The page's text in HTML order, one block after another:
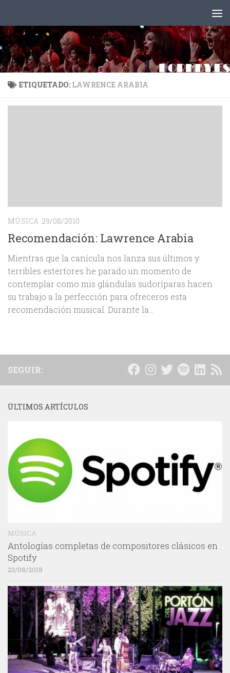
ETIQUETADO: LAWRENCE ARABIA
MÚSICA 29/08/2010
Recomendación: Lawrence Arabia
Mientras que la canícula nos lanza sus últimos y
terribles estertores he parado un momento de
contemplar como mis glándulas sudoríparas hacen
su trabajo a la perfección para ofreceros esta
recomendación musical. Durante la...
SEGUIR:
ÚLTIMOS ARTÍCULOS
MÚSICA
Antologías completas de compositores clásicos en
Spotify
23/08/2018